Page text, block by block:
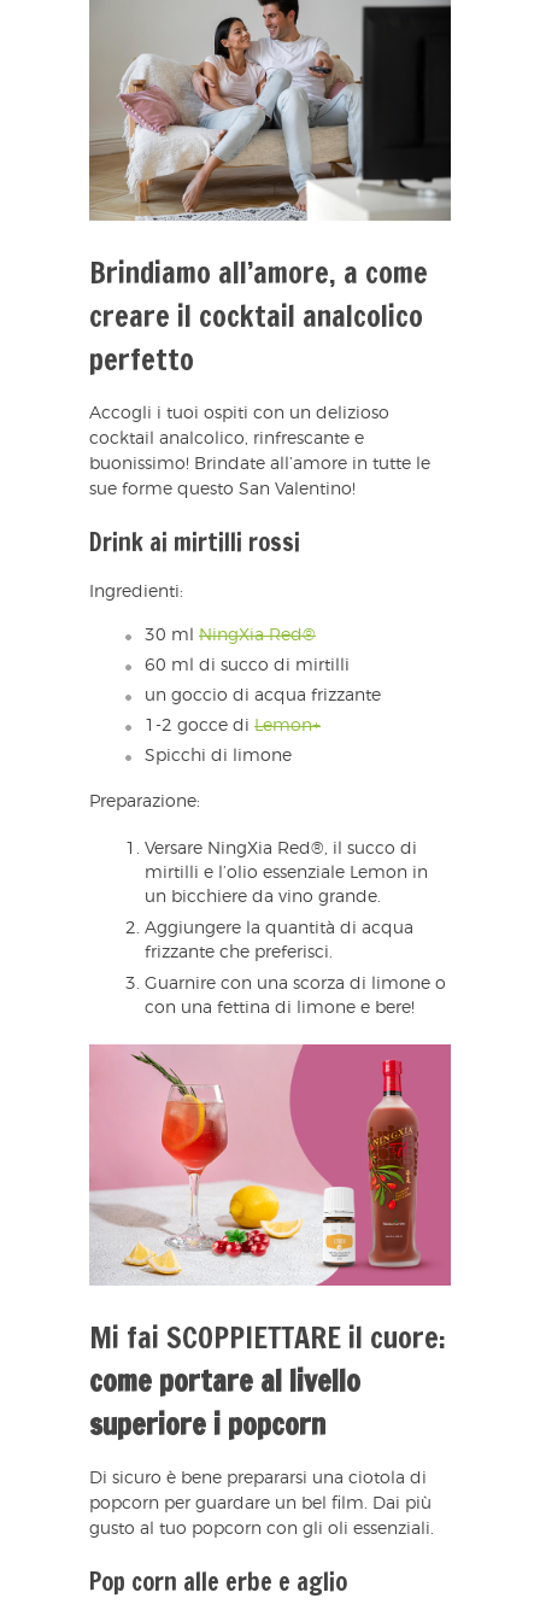
Brindiamo all’amore, a come
creare il cocktail analcolico
perfetto
Accogli i tuoi ospiti con un delizioso
cocktail analcolico, rinfrescante e
buonissimo! Brindate all’amore in tutte le
sue forme questo San Valentino!
Drink ai mirtilli rossi
Ingredienti:
30 ml NingXia Red®
60 ml di succo di mirtilli
un goccio di acqua frizzante
1-2 gocce di Lemon+
Spicchi di limone
Preparazione:
Versare NingXia Red®, il succo di
mirtilli e l’olio essenziale Lemon in
un bicchiere da vino grande.
Aggiungere la quantità di acqua
frizzante che preferisci.
Guarnire con una scorza di limone o
con una fettina di limone e bere!
Mi fai SCOPPIETTARE il cuore:
come portare al livello
superiore i popcorn
Di sicuro è bene prepararsi una ciotola di
popcorn per guardare un bel film. Dai più
gusto al tuo popcorn con gli oli essenziali.
Pop corn alle erbe e aglio